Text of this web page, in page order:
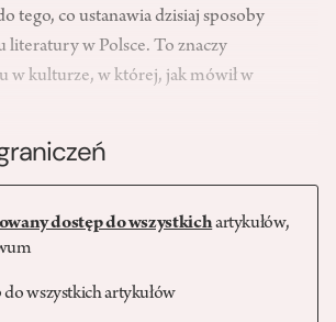
tego, co ustanawia dzisiaj sposoby
w Polsce. To znaczy
w kulturze, w której, jak mówił w
dostęp do wszystkichartykułów,
do wszystkich artykułów